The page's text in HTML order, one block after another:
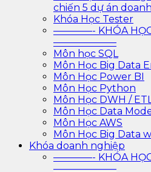
chiến 5 dự án
Khóa Học Tester
————- KHÓA HỌC
——————–
Môn học SQL
Môn Học Big Data
Môn Học Power BI
Môn Học Python
Môn Học DWH /
Môn Học Data
Môn Học AWS
Môn Học Big Data
Khóa doanh nghiệp
————- KHÓA HỌC
——————–